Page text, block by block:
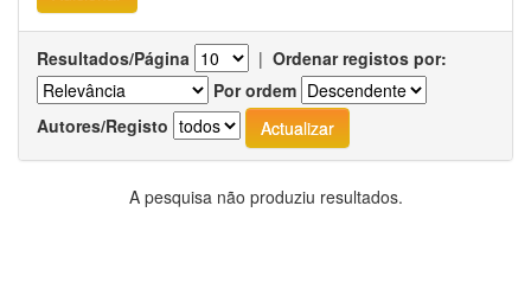
Resultados/Página | Ordenar registos por:
Por ordem
Autores/Registo
A pesquisa não produziu resultados.